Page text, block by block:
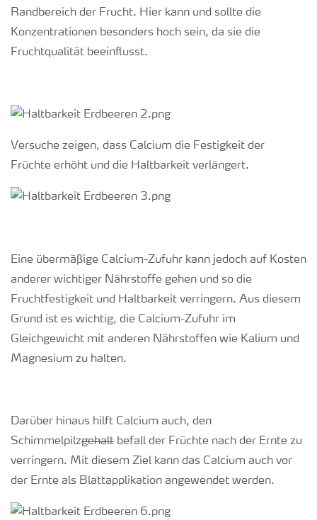
Randbereich der Frucht. Hier kann und sollte die
Konzentrationen besonders hoch sein, da sie die
Fruchtqualität beeinflusst.
Versuche zeigen, dass Calcium die Festigkeit der
Früchte erhöht und die Haltbarkeit verlängert.
Eine übermäßige Calcium-Zufuhr kann jedoch auf Kosten
anderer wichtiger Nährstoffe gehen und so die
Fruchtfestigkeit und Haltbarkeit verringern. Aus diesem
Grund ist es wichtig, die Calcium-Zufuhr im
Gleichgewicht mit anderen Nährstoffen wie Kalium und
Magnesium zu halten.
Darüber hinaus hilft Calcium auch, den
Schimmelpilzgehalt befall der Früchte nach der Ernte zu
verringern. Mit diesem Ziel kann das Calcium auch vor
der Ernte als Blattapplikation angewendet werden.